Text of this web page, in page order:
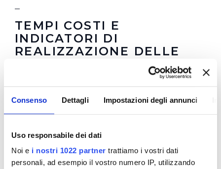
Consenso Dettagli Impostazioni degli annunci
Uso responsabile dei dati
Noi e i nostri 1022 partner trattiamo i vostri dati
personali, ad esempio il vostro numero IP, utilizzando
TEMPI COSTI E
INDICATORI DI
REALIZZAZIONE DELLE
OPERE PUBBLICHE
In questa sezione puoi trovare il programma degli
interventi di Publiacqua 2016 - 2021 (visualizza
documentazione)
Tale programma è soggetto a revisioni nel 2020